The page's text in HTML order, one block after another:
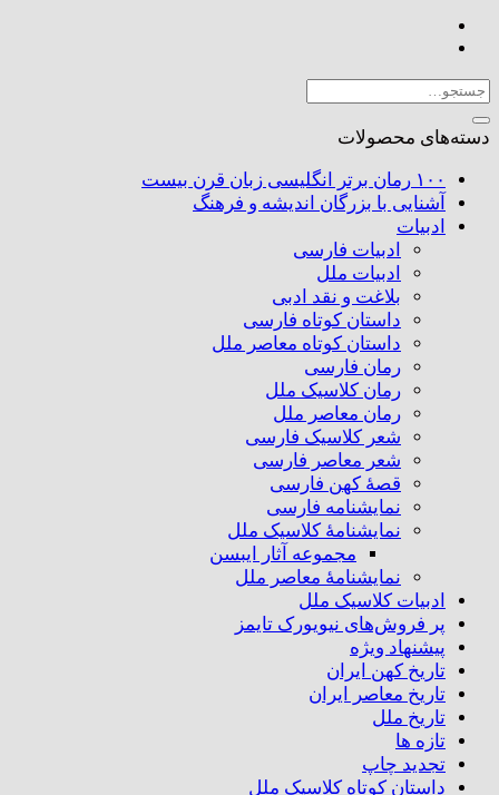
جستجو
برای:
دسته‌های محصولات
۱۰۰ رمان برتر انگلیسی زبان قرن بیست
آشنایی با بزرگان اندیشه و فرهنگ
ادبیات
ادبیات فارسی
ادبیات ملل
بلاغت و نقد ادبی
داستان کوتاه فارسی
داستان کوتاه معاصر ملل
رمان فارسی
رمان کلاسیک ملل
رمان معاصر ملل
شعر کلاسیک فارسی
شعر معاصر فارسی
قصهٔ کهن فارسی
نمایشنامه فارسی
نمایشنامهٔ کلاسیک ملل
مجموعه آثار ایبسن
نمایشنامهٔ معاصر ملل
ادبیات کلاسیک ملل
پر فروش‌های نیویورک تایمز
پیشنهاد ویژه
تاریخ کهن ایران
تاریخ معاصر ایران
تاریخ ملل
تازه ها
تجدید چاپ
داستان کوتاه کلاسیک ملل